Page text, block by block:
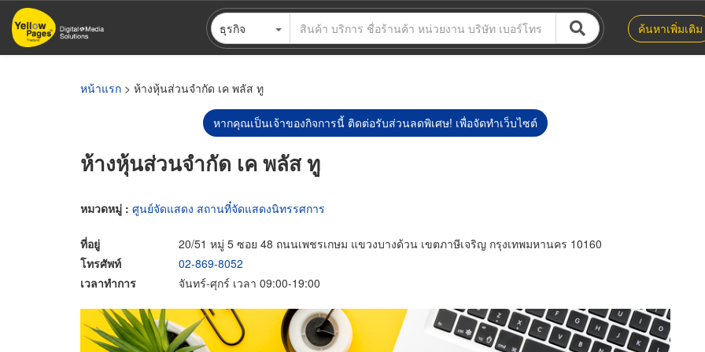
ข้าม
ไป
ธุรกิจ ค้นหาเพิ่มเติม
หน้าแรก > ห้างหุ้นส่วนจำกัด เค พลัส ทู
หากคุณเป็นเจ้าของกิจการนี้ ติดต่อรับส่วนลดพิเศษ! เพื่อจัดทำเว็บไซต์
ห้างหุ้นส่วนจำกัด เค พลัส ทู
หมวดหมู่ : ศูนย์จัดแสดง สถานที๋จัดแสดงนิทรรศการ
ที่อยู่
20/51 หมู่ 5 ซอย 48 ถนนเพชรเกษม แขวงบางด้วน เขตภาษีเจริญ กรุงเทพมหานคร 10160
โทรศัพท์
02-869-8052
เวลาทำการ
จันทร์-ศุกร์ เวลา 09:00-19:00